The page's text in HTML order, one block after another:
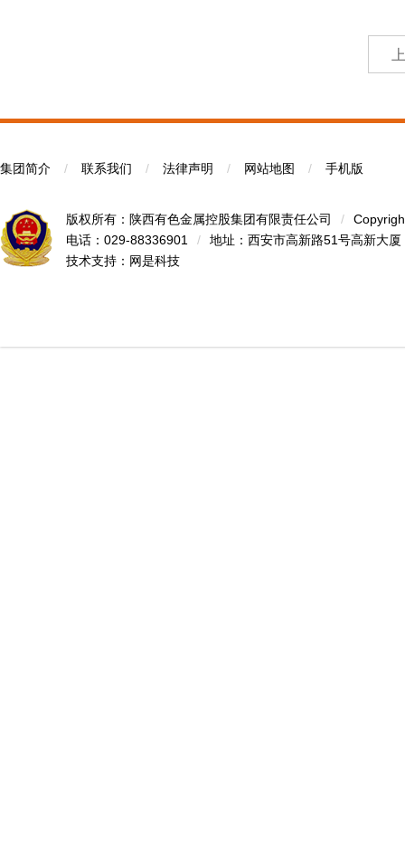
集团简介 / 联系我们 / 法律声明 / 网站地图 / 手机版
版权所有：陕西有色金属控股集团有限责任公司 /
电话：029-88336901
/
地址：西安市高新路51号高新大厦
技术支持： 网是科技